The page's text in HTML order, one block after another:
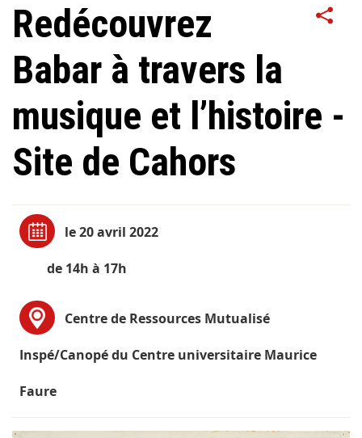
Redécouvrez
Babar à travers la
musique et l’histoire -
Site de Cahors
le 20 avril 2022
de 14h à 17h
Centre de Ressources Mutualisé
Inspé/Canopé du Centre universitaire Maurice
Faure